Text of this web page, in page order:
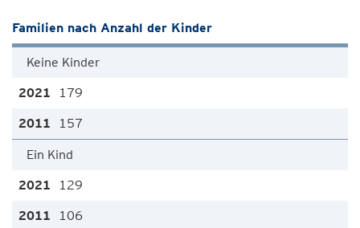
Familien nach Anzahl der Kinder
Keine Kinder
179
157
Ein Kind
129
106